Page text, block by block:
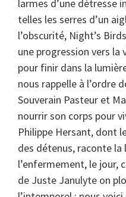
larmes d’une détresse
telles les serres d’un
l’obscurité, Night’s
une progression vers la
pour finir dans la
nous rappelle à l’ordre
Souverain Pasteur et
nourrir son corps pour
Philippe Hersant, dont
des détenus, raconte
l’enfermement, le jour,
de Juste Janulyte on